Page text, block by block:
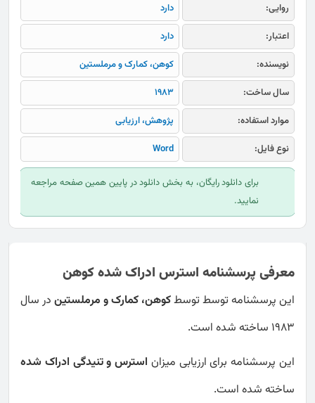
روایی:
دارد
اعتبار:
دارد
نویسنده:
کوهن، کمارک و مرملستین
سال ساخت:
1983
موارد استفاده:
پژوهش، ارزیابی
نوع فایل:
Word
برای دانلود رایگان، به بخش دانلود در پایین همین صفحه مراجعه
نمایید.
معرفی پرسشنامه استرس ادراک شده کوهن
این پرسشنامه توسط توسطکوهن، کمارک و مرملستیندر سال
1983 ساخته شده است.
این پرسشنامه برای ارزیابی میزان استرس و تنیدگی ادراک شده
ساخته شده است.